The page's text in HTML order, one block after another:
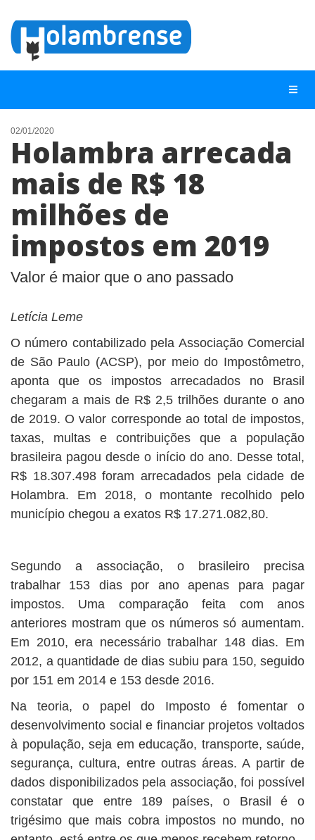
NOTÍCIAS
LISTA DIGITAL
TELEFONES ÚTEIS
CONTATO
ANUNCIE
02/01/2020
Holambra arrecada
mais de R$ 18
milhões de
impostos em 2019
Valor é maior que o ano passado
Letícia Leme
O número contabilizado pela Associação Comercial
de São Paulo (ACSP), por meio do Impostômetro,
aponta que os impostos arrecadados no Brasil
chegaram a mais de R$ 2,5 trilhões durante o ano
de 2019. O valor corresponde ao total de impostos,
taxas, multas e contribuições que a população
brasileira pagou desde o início do ano. Desse total,
R$ 18.307.498 foram arrecadados pela cidade de
Holambra. Em 2018, o montante recolhido pelo
município chegou a exatos R$ 17.271.082,80.
Segundo a associação, o brasileiro precisa
trabalhar 153 dias por ano apenas para pagar
impostos. Uma comparação feita com anos
anteriores mostram que os números só aumentam.
Em 2010, era necessário trabalhar 148 dias. Em
2012, a quantidade de dias subiu para 150, seguido
por 151 em 2014 e 153 desde 2016.
Na teoria, o papel do Imposto é fomentar o
desenvolvimento social e financiar projetos voltados
à população, seja em educação, transporte, saúde,
segurança, cultura, entre outras áreas. A partir de
dados disponibilizados pela associação, foi possível
constatar que entre 189 países, o Brasil é o
trigésimo que mais cobra impostos no mundo, no